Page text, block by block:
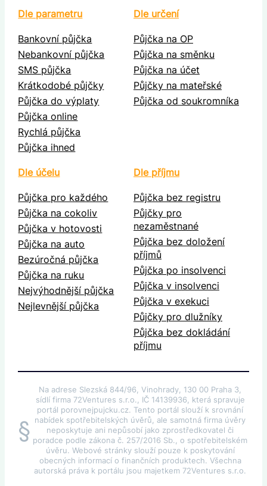
Dle parametru
Bankovní půjčka
Nebankovní půjčka
SMS půjčka
Krátkodobé půjčky
Půjčka do výplaty
Půjčka online
Rychlá půjčka
Půjčka ihned
Dle určení
Půjčka na OP
Půjčka na směnku
Půjčka na účet
Půjčky na mateřské
Půjčka od soukromníka
Dle účelu
Půjčka pro každého
Půjčka na cokoliv
Půjčka v hotovosti
Půjčka na auto
Bezúročná půjčka
Půjčka na ruku
Nejvýhodnější půjčka
Nejlevnější půjčka
Dle příjmu
Půjčka bez registru
Půjčky pro
nezaměstnané
Půjčka bez doložení
příjmů
Půjčka po insolvenci
Půjčka v insolvenci
Půjčka v exekuci
Půjčky pro dlužníky
Půjčka bez dokládání
příjmu
§
Na adrese Slezská 844/96, Vinohrady, 130 00 Praha 3,
sídlí firma 72Ventures s.r.o., IČ 14139936, která spravuje
portál porovnejpujcku.cz. Tento portál slouží k srovnání
nabídek spotřebitelských úvěrů, ale samotná firma úvěry
neposkytuje ani nepůsobí jako zprostředkovatel či
poradce podle zákona č. 257/2016 Sb., o spotřebitelském
úvěru. Webové stránky slouží pouze k poskytování
obecných informací o finančních produktech. Všechna
autorská práva k portálu jsou majetkem 72Ventures s.r.o.